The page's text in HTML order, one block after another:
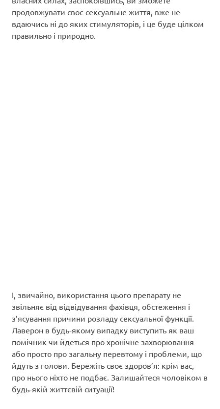
продовжувати своє сексуальне життя, вже не
вдаючись ні до яких стимуляторів, і це буде цілком
правильно і природно.
І, звичайно, використання цього препарату не
звільняє від відвідування фахівця, обстеження і
з’ясування причини розладу сексуальної функції.
Лаверон в будь-якому випадку виступить як ваш
помічник чи йдеться про хронічне захворювання
або просто про загальну перевтому і проблеми, що
йдуть з голови. Бережіть своє здоров’я: крім вас,
про нього ніхто не подбає. Залишайтеся чоловіком в
будь-якій життєвій ситуації!